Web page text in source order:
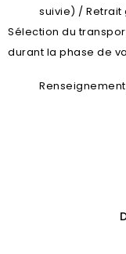
suivie) / Retrait
Sélection du
durant la phase de